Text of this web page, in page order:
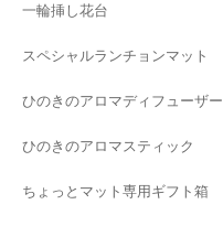
一輪挿し花台
スペシャルランチョンマット
ひのきのアロマディフューザー
ひのきのアロマスティック
ちょっとマット専用ギフト箱